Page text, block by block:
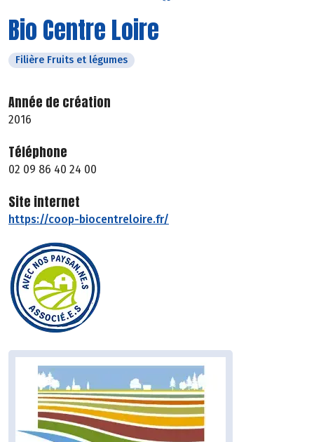
Bio Centre Loire
Filière Fruits et légumes
Année de création
2016
Téléphone
02 09 86 40 24 00
Site internet
https://coop-biocentreloire.fr/